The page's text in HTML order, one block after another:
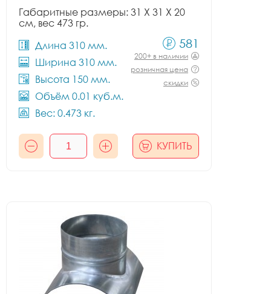
Габаритные размеры: 31 X 31 X 20
см, вес 473 гр.
Длина 310 мм.
Ширина 310 мм.
Высота 150 мм.
Объём 0.01 куб.м.
Вес: 0.473 кг.
581
200+ в наличии
розничная цена
скидки
КУПИТЬ